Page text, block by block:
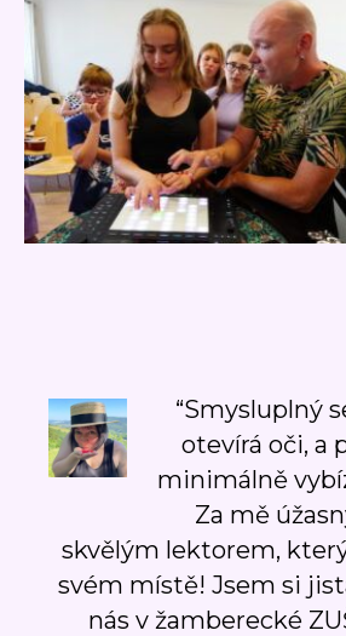
“Smysluplný
otevírá oči, a
minimálně
Za mě
skvělým lektorem,
svém místě! Jsem si
nás v žamberecké